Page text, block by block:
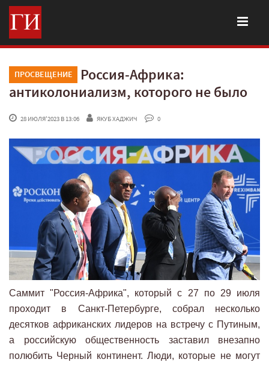
ПРОСВЕЩЕНИЕ
Россия-Африка:
антиколониализм, которого не было
28 ИЮЛЯ'2023 В 13:06 ЯКУБ ХАДЖИЧ 0
Саммит "Россия-Африка", который с 27 по 29 июля
проходит в Санкт-Петербурге, собрал несколько
десятков африканских лидеров на встречу с Путиным,
а российскую общественность заставил внезапно
полюбить Черный континент. Люди, которые не могут